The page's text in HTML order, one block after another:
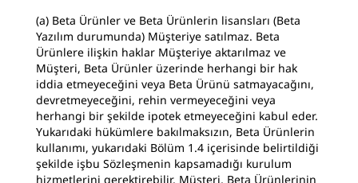
(a) Beta Ürünler ve Beta Ürünlerin lisansları (Beta
Yazılım durumunda) Müşteriye satılmaz. Beta
Ürünlere ilişkin haklar Müşteriye aktarılmaz ve
Müşteri, Beta Ürünler üzerinde herhangi bir hak
iddia etmeyeceğini veya Beta Ürünü satmayacağını,
devretmeyeceğini, rehin vermeyeceğini veya
herhangi bir şekilde ipotek etmeyeceğini kabul eder.
Yukarıdaki hükümlere bakılmaksızın, Beta Ürünlerin
kullanımı, yukarıdaki Bölüm 1.4 içerisinde belirtildiği
şekilde işbu Sözleşmenin kapsamadığı kurulum
hizmetlerini gerektirebilir. Müşteri, Beta Ürünlerinin